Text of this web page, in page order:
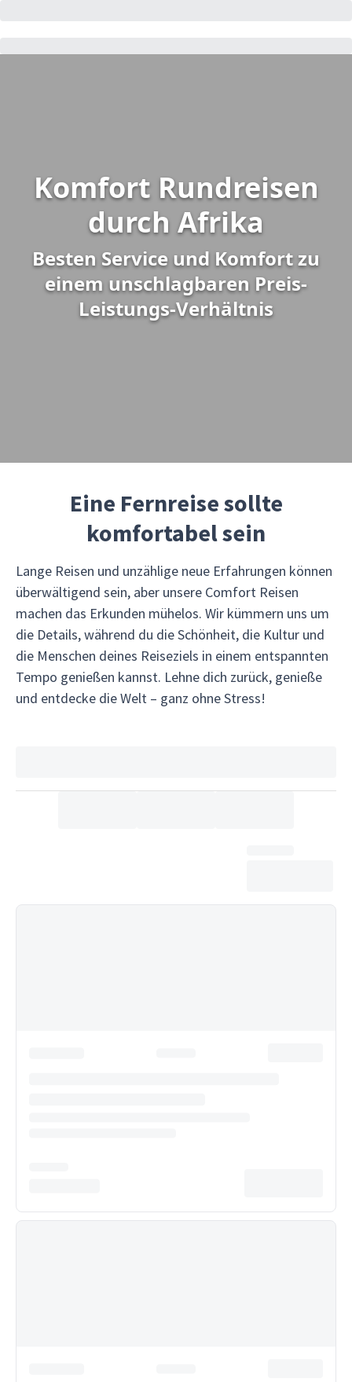
Komfort Rundreisen
durch Afrika
Besten Service und Komfort zu
einem unschlagbaren Preis-
Leistungs-Verhältnis
Eine Fernreise sollte
komfortabel sein
Lange Reisen und unzählige neue Erfahrungen können
überwältigend sein, aber unsere Comfort Reisen
machen das Erkunden mühelos. Wir kümmern uns um
die Details, während du die Schönheit, die Kultur und
die Menschen deines Reiseziels in einem entspannten
Tempo genießen kannst. Lehne dich zurück, genieße
und entdecke die Welt – ganz ohne Stress!